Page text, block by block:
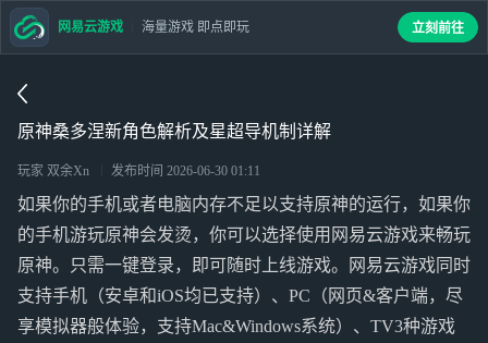
原神桑多涅新角色解析及星超导机制详解
玩家 双余Xn 发布时间 2026-06-30 01:11
如果你的手机或者电脑内存不足以支持原神的运行，如果你
的手机游玩原神会发烫，你可以选择使用网易云游戏来畅玩
原神。只需一键登录，即可随时上线游戏。网易云游戏同时
支持手机（安卓和iOS均已支持）、PC（网页&客户端，尽
享模拟器般体验，支持Mac&Windows系统）、TV3种游戏
网易云游戏 海量游戏 即点即玩 立刻前往